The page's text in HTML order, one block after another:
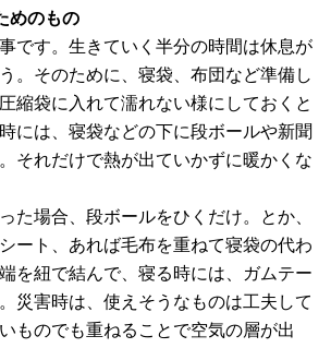
めのもの
です。生きていく半分の時間は休息が
。そのために、寝袋、布団など準備し
縮袋に入れて濡れない様にしておくと
には、寝袋などの下に段ボールや新聞
それだけで熱が出ていかずに暖かくな
た場合、段ボールをひくだけ。とか、
ート、あれば毛布を重ねて寝袋の代わ
を紐で結んで、寝る時には、ガムテー
災害時は、使えそうなものは工夫して
ものでも重ねることで空気の層が出